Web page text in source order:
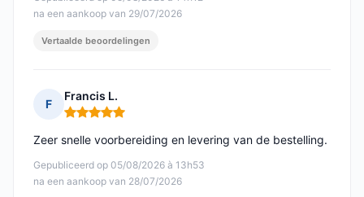
na een aankoop van 29/07/2026
Vertaalde beoordelingen
F
Francis L.
Opmerking: 5 van 5
Gepubliceerd op 05/08/2026 à 13h53
na een aankoop van 28/07/2026
Zeer snelle voorbereiding en levering van de bestelling.